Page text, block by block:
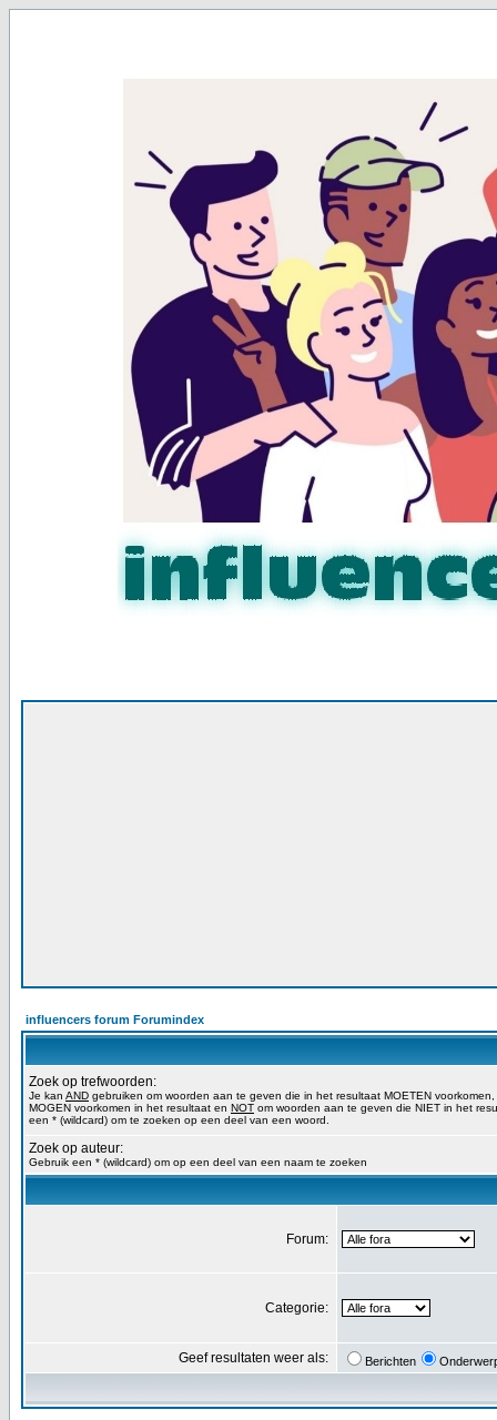
influencers forum Forumindex
Zoek op trefwoorden:
Je kan AND gebruiken om woorden aan te geven die in het resultaat MOETEN voorkomen,
MOGEN voorkomen in het resultaat en NOT om woorden aan te geven die NIET in het
een * (wildcard) om te zoeken op een deel van een woord.
Zoek op auteur:
Gebruik een * (wildcard) om op een deel van een naam te zoeken
Forum:
Categorie:
Geef resultaten weer als: Berichten